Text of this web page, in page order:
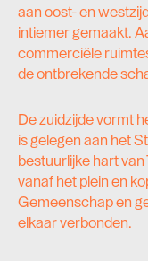
aan oost- en
intiemer gemaakt.
commerciële
de ontbrekende
De zuidzijde vormt
is gelegen aan het
bestuurlijke hart
vanaf het plein en
Gemeenschap en
elkaar verbonden.